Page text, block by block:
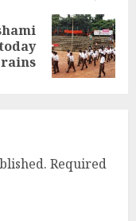
Required